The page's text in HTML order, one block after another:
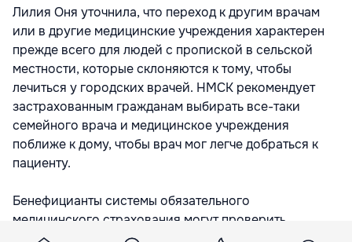
Лилия Оня уточнила, что переход к другим врачам
или в другие медицинские учреждения характерен
прежде всего для людей с пропиской в сельской
местности, которые склоняются к тому, чтобы
лечиться у городских врачей. НМСК рекомендует
застрахованным гражданам выбирать все-таки
семейного врача и медицинское учреждения
поближе к дому, чтобы врач мог легче добраться к
пациенту.
Бенефицианты системы обязательного
медицинского страхования могут проверить
первичное учреждение и семейного врача, у